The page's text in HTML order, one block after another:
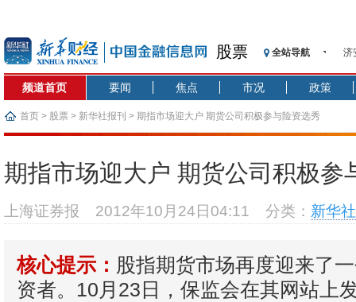
股票 全站导航
【
【
基
沥
济
频道首页 要闻 焦点 市况 政策
首页 > 股票 > 新华社报刊 > 期指市场迎大户 期货公司积极参与险资选秀
期指市场迎大户 期货公司积极参
上海证券报 2012年10月24日04:11 分类： 新华
核心提示： 股指期货市场再度迎来了
资者。10月23日，保监会在其网站上